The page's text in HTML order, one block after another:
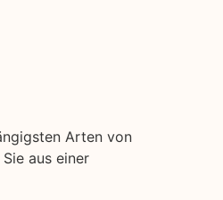
Arten von
aus einer